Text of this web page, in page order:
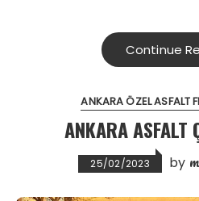
Continue
ANKARA ÖZEL ASFALT
ANKARA ASFALT
25/02/2023 by